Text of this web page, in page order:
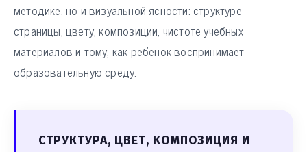
методике, но и визуальной ясности: структуре
страницы, цвету, композиции, чистоте учебных
материалов и тому, как ребёнок воспринимает
образовательную среду.
СТРУКТУРА, ЦВЕТ, КОМПОЗИЦИЯ И